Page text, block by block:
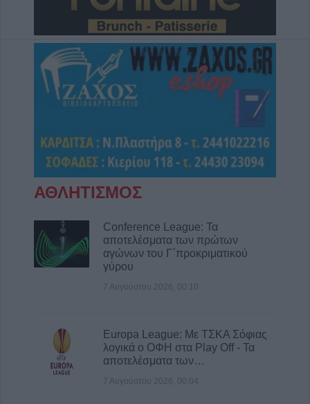
ΑΘΛΗΤΙΣΜΟΣ
Conference League: Τα
αποτελέσματα των πρώτων
αγώνων του Γ΄προκριματικού
γύρου
7 Αυγούστου 2026, 00:10
Europa League: Με ΤΣΚΑ Σόφιας
λογικά ο ΟΦΗ στα Play Off - Τα
αποτελέσματα των…
7 Αυγούστου 2026, 00:04